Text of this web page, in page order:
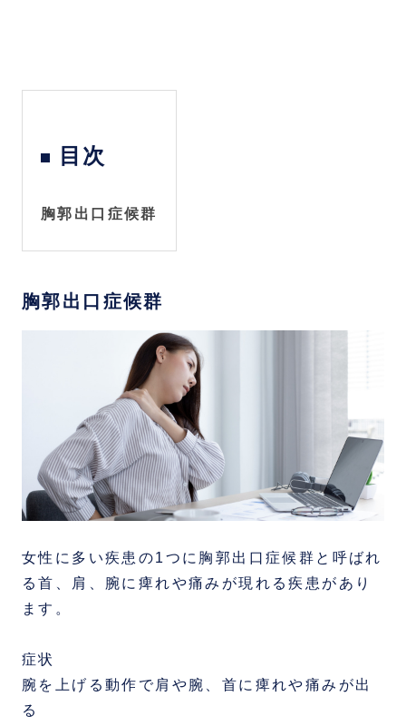
目次
胸郭出口症候群
胸郭出口症候群
女性に多い疾患の1つに胸郭出口症候群と呼ばれ
る首、肩、腕に痺れや痛みが現れる疾患があり
ます。
症状
腕を上げる動作で肩や腕、首に痺れや痛みが出
る